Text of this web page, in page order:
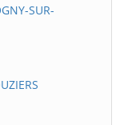
SUR-